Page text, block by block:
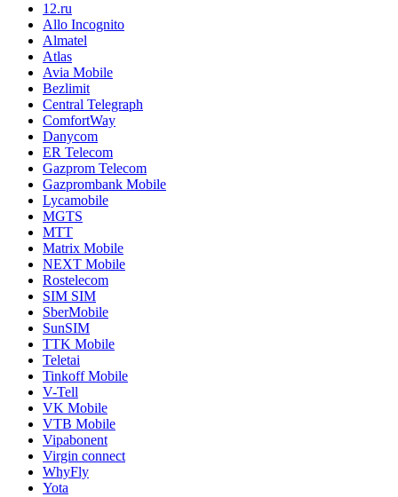
12.ru
Allo Incognito
Almatel
Atlas
Avia Mobile
Bezlimit
Central Telegraph
ComfortWay
Danycom
ER Telecom
Gazprom Telecom
Gazprombank Mobile
Lycamobile
MGTS
MTT
Matrix Mobile
NEXT Mobile
Rostelecom
SIM SIM
SberMobile
SunSIM
TTK Mobile
Teletai
Tinkoff Mobile
V-Tell
VK Mobile
VTB Mobile
Vipabonent
Virgin connect
WhyFly
Yota